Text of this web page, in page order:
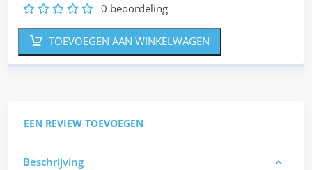
5
4
3
2 0 beoordeling
TOEVOEGEN AAN WINKELWAGEN
EEN REVIEW TOEVOEGEN
Beschrijving